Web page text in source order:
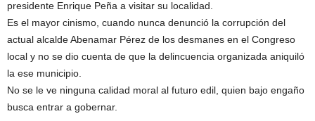
presidente Enrique Peña a visitar su localidad.
Es el mayor cinismo, cuando nunca denunció la corrupción del
actual alcalde Abenamar Pérez de los desmanes en el Congreso
local y no se dio cuenta de que la delincuencia organizada aniquiló
la ese municipio.
No se le ve ninguna calidad moral al futuro edil, quien bajo engaño
busca entrar a gobernar.